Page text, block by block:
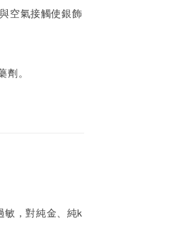
空氣接觸使銀飾
劑。
敏，對純金、純k